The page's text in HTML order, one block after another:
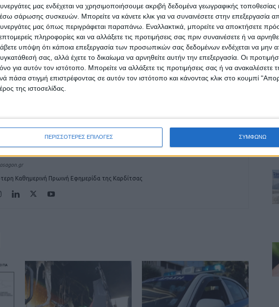
μας ενδέχεται να χρησιμοποιήσουμε ακριβή δεδομένα γεωγραφικής τοποθεσίας
σάρωσης συσκευών. Μπορείτε να κάνετε κλικ για να συναινέσετε στην επεξεργασία
μας όπως περιγράφεται παραπάνω. Εναλλακτικά, μπορείτε να αποκτήσετε
πληροφορίες και να αλλάξετε τις προτιμήσεις σας πριν συναινέσετε ή να
υπόψη ότι κάποια επεξεργασία των προσωπικών σας δεδομένων ενδέχεται να μην
σας, αλλά έχετε το δικαίωμα να αρνηθείτε αυτήν την επεξεργασία. Οι
για αυτόν τον ιστότοπο. Μπορείτε να αλλάξετε τις προτιμήσεις σας ή να ανακαλέσετε
πάσα στιγμή επιστρέφοντας σε αυτόν τον ιστότοπο και κάνοντας κλικ στο κουμπί
της ιστοσελίδας.
ΠΕΡΙΣΣΟΤΕΡΕΣ ΕΠΙΛΟΓΕΣ ΣΥΜΦΩΝΩ
την εφημερίδα ΝΕΟΣ ΑΓΩΝ στο Google News!
στην περιοχή της Καρδίτσας και ευρύτερα της Θεσσαλίας
Στο
Καρδίτσας
ΕΠΟΜΕΝΟ ΑΡΘΡΟ
Καθημερινή Πρωινή Εφημερίδα της Καρδίτσας